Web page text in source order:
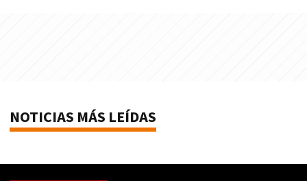
NOTICIAS MÁS LEÍDAS